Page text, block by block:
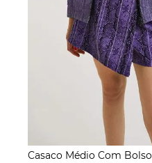
Casaco Médio Com Bolso